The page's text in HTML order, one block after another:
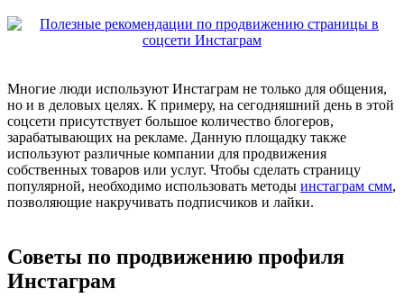
Многие люди используют Инстаграм не только для общения,
но и в деловых целях. К примеру, на сегодняшний день в этой
соцсети присутствует большое количество блогеров,
зарабатывающих на рекламе. Данную площадку также
используют различные компании для продвижения
собственных товаров или услуг. Чтобы сделать страницу
популярной, необходимо использовать методы инстаграм смм,
позволяющие накручивать подписчиков и лайки.
Советы по продвижению профиля
Инстаграм